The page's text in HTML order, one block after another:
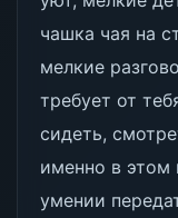
чашка чая на
мелкие
требует от
сидеть,
именно в этом
умении